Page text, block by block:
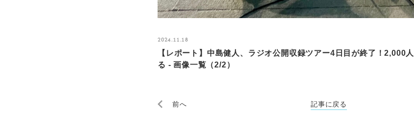
2024.11.18
【レポート】中島健人、ラジオ公開収録ツアー4日目が終了！2,000
る - 画像一覧（2/2）
前へ 記事に戻る